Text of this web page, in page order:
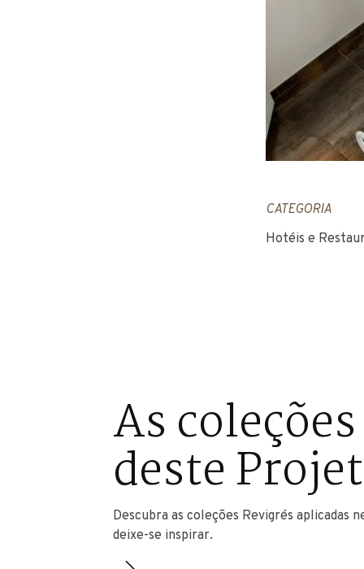
CATEGORIA
Hotéis e
As coleções
deste
Descubra as coleções Revigrés aplicadas
deixe-se inspirar.